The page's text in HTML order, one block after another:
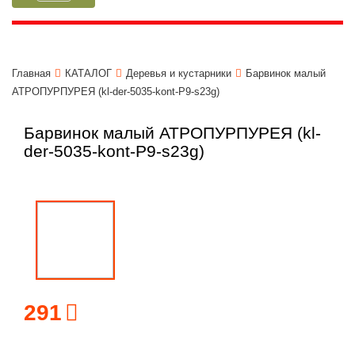
navigation
Главная КАТАЛОГ Деревья и кустарники
Барвинок малый
АТРОПУРПУРЕЯ (kl-der-5035-kont-P9-s23g)
Барвинок малый АТРОПУРПУРЕЯ (kl-
der-5035-kont-P9-s23g)
291